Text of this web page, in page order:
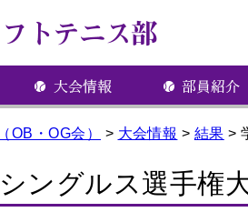
OB・OG会） > 大会情報 > 結果 >
ングルス選手権